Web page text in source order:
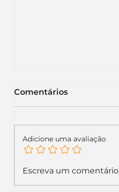
KFC renova sua
Comentários
Adicione uma avaliação
Escreva um comentário